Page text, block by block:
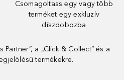
Csomagoltass egy vagy több
terméket egy exkluzív
díszdobozba
a „Click & Collect” és a
termékekre.